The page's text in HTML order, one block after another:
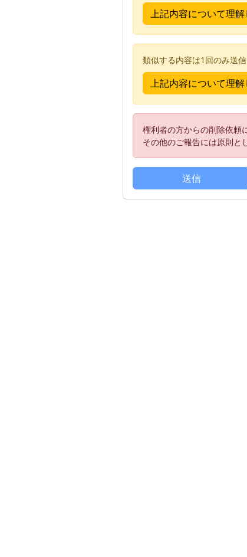
類似する内容は1回のみ送
権利者の方からの削除依頼
その他のご報告には原則と